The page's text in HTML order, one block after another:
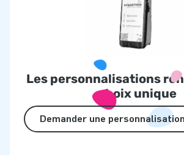
Les personnalisations
choix unique
Demander une